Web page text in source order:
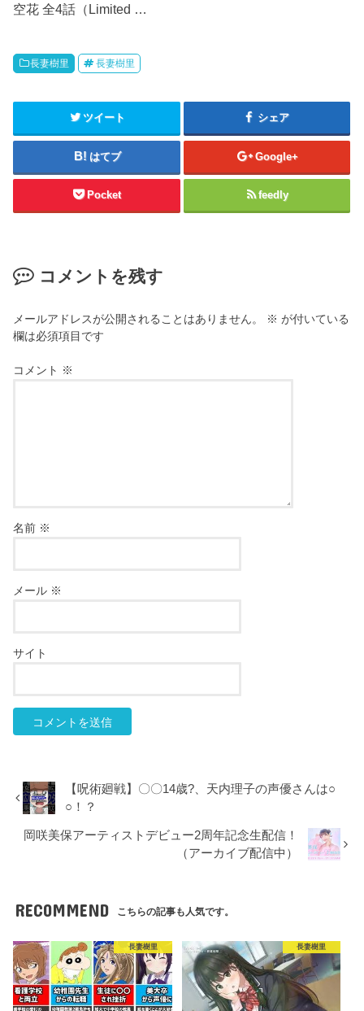
空花 全4話（Limited …
長妻樹里 長妻樹里
ツイート シェア
はてブ Google+
Pocket feedly
コメントを残す
メールアドレスが公開されることはありません。 ※ が付いている
欄は必須項目です
コメント ※
名前 ※
メール ※
サイト
【呪術廻戦】〇〇14歳?、天内理子の声優さんは○
○！？
岡咲美保アーティストデビュー2周年記念生配信！
（アーカイブ配信中）
RECOMMEND こちらの記事も人気です。
長妻樹里 長妻樹里